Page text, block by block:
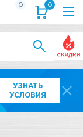
УЗНАТЬ
УСЛОВИЯ
0 0